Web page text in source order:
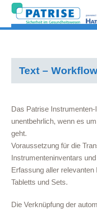
Zur Navigation springen
Zum Inhalt springen
Kontakt
Text –
Das Patrise
unentbehrlich, wenn es
geht.
Voraussetzung für die
Instrumenteninventars
Erfassung aller
Tabletts und Sets.
Die Verknüpfung der